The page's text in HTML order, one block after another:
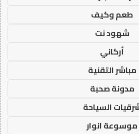
طعم وكيف
شهود نت
أركاني
مباشر التقنية
مدونة صحبة
السياحة
موسوعة انوار